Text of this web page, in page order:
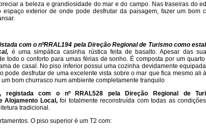
a beleza e grandiosidade do mar e do campo. Nas traseiras do
exterior de onde pode desfrutar da paisagem, fazer um bom
com o nºRRAL194 pela Direção Regional de Turismo como
é uma simpática casinha rústica feita de basalto. Apesar das
todo o conforto para umas férias de sonho. É composta por um
de casal. No piso inferior possui uma cozinha devidamente
pode desfrutar de uma excelente vista sobre o mar que fica mesmo ali
bom churrasco num ambiente completamente tranquilo
registada com o nº RRAL528 pela Direção Regional de
Alojamento Local, foi totalmente reconstruída com todas as
tradicional.
O piso superior é um T2 com: